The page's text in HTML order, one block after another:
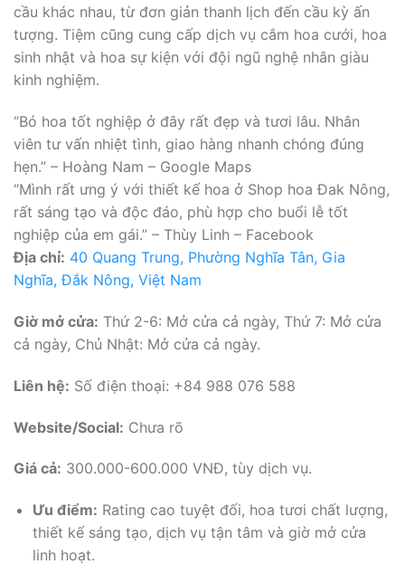
cầu khác nhau, từ đơn giản thanh lịch đến cầu kỳ ấn
tượng. Tiệm cũng cung cấp dịch vụ cắm hoa cưới, hoa
sinh nhật và hoa sự kiện với đội ngũ nghệ nhân giàu
kinh nghiệm.
“Bó hoa tốt nghiệp ở đây rất đẹp và tươi lâu. Nhân
viên tư vấn nhiệt tình, giao hàng nhanh chóng đúng
hẹn.” – Hoàng Nam – Google Maps
“Mình rất ưng ý với thiết kế hoa ở Shop hoa Đak Nông,
rất sáng tạo và độc đáo, phù hợp cho buổi lễ tốt
nghiệp của em gái.” – Thùy Linh – Facebook
Địa chỉ: 40 Quang Trung, Phường Nghĩa Tân, Gia
Nghĩa, Đắk Nông, Việt Nam
Giờ mở cửa: Thứ 2-6: Mở cửa cả ngày, Thứ 7: Mở cửa
cả ngày, Chủ Nhật: Mở cửa cả ngày.
Liên hệ: Số điện thoại: +84 988 076 588
Website/Social: Chưa rõ
Giá cả: 300.000-600.000 VNĐ, tùy dịch vụ.
Ưu điểm: Rating cao tuyệt đối, hoa tươi chất lượng,
thiết kế sáng tạo, dịch vụ tận tâm và giờ mở cửa
linh hoạt.